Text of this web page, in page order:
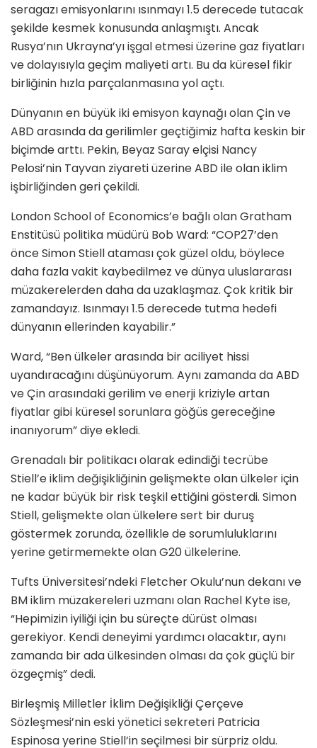
seragazı emisyonlarını ısınmayı 1.5 derecede tutacak
şekilde kesmek konusunda anlaşmıştı. Ancak
Rusya’nın Ukrayna’yı işgal etmesi üzerine gaz fiyatları
ve dolayısıyla geçim maliyeti artı. Bu da küresel fikir
birliğinin hızla parçalanmasına yol açtı.
Dünyanın en büyük iki emisyon kaynağı olan Çin ve
ABD arasında da gerilimler geçtiğimiz hafta keskin bir
biçimde arttı. Pekin, Beyaz Saray elçisi Nancy
Pelosi’nin Tayvan ziyareti üzerine ABD ile olan iklim
işbirliğinden geri çekildi.
London School of Economics’e bağlı olan Gratham
Enstitüsü politika müdürü Bob Ward: “COP27’den
önce Simon Stiell ataması çok güzel oldu, böylece
daha fazla vakit kaybedilmez ve dünya uluslararası
müzakerelerden daha da uzaklaşmaz. Çok kritik bir
zamandayız. Isınmayı 1.5 derecede tutma hedefi
dünyanın ellerinden kayabilir.”
Ward, “Ben ülkeler arasında bir aciliyet hissi
uyandıracağını düşünüyorum. Aynı zamanda da ABD
ve Çin arasındaki gerilim ve enerji kriziyle artan
fiyatlar gibi küresel sorunlara göğüs gereceğine
inanıyorum” diye ekledi.
Grenadalı bir politikacı olarak edindiği tecrübe
Stiell’e iklim değişikliğinin gelişmekte olan ülkeler için
ne kadar büyük bir risk teşkil ettiğini gösterdi. Simon
Stiell, gelişmekte olan ülkelere sert bir duruş
göstermek zorunda,özellikle de sorumluluklarını
yerine getirmemekte olan G20 ülkelerine.
Tufts Üniversitesi’ndeki Fletcher Okulu’nun dekanı ve
BM iklim müzakereleri uzmanı olan Rachel Kyte ise,
“Hepimizin iyiliği için bu süreçte dürüst olması
gerekiyor. Kendi deneyimi yardımcı olacaktır, aynı
zamanda bir ada ülkesinden olması da çok güçlü bir
özgeçmiş” dedi.
Birleşmiş Milletler İklim Değişikliği Çerçeve
Sözleşmesi’nin eski yönetici sekreteri Patricia
Espinosa yerine Stiell’in seçilmesi bir sürpriz oldu.